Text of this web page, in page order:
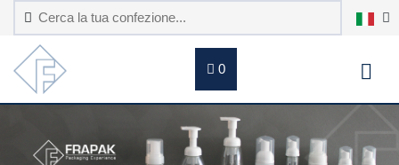
0